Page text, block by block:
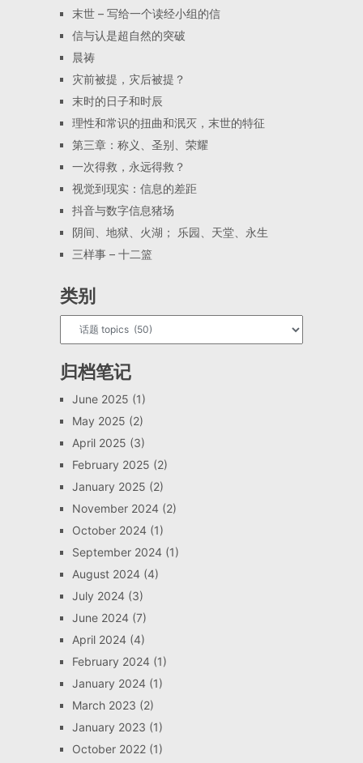
末世 – 写给一个读经小组的信
信与认是超自然的突破
晨祷
灾前被提，灾后被提？
末时的日子和时辰
理性和常识的扭曲和泯灭，末世的特征
第三章：称义、圣别、荣耀
一次得救，永远得救？
视觉到现实：信息的差距
抖音与数字信息猪场
阴间、地狱、火湖； 乐园、天堂、永生
三样事 – 十二篮
类别
归档笔记
June 2025 (1)
May 2025 (2)
April 2025 (3)
February 2025 (2)
January 2025 (2)
November 2024(2)
October 2024(1)
September 2024(1)
August 2024(4)
July 2024(3)
June 2024(7)
April 2024(4)
February 2024(1)
January 2024(1)
March 2023 (2)
January 2023 (1)
October 2022(1)